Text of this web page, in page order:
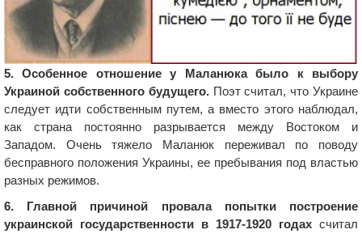
5. Особенное отношение у Маланюка было к выбору
Украиной собственного будущего.Поэт считал, что Украине
следует идти собственным путем, а вместо этого наблюдал,
как страна постоянно разрывается между Востоком и
Западом. Очень тяжело Маланюк переживал по поводу
бесправного положения Украины, ее пребывания под властью
разных режимов.
6. Главной причиной провала попытки построение
украинской государственности в 1917-1920 годах считал